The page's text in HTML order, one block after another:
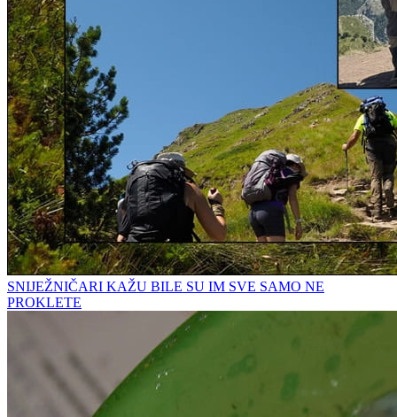
SNIJEŽNIČARI KAŽU BILE SU IM SVE SAMO NE
PROKLETE